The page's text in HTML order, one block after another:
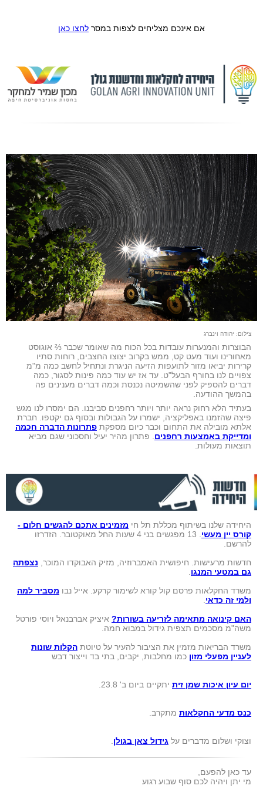
אם אינכם מצליחים לצפות במסר לחצו כאן
צילום: יהודה וינברג
הבוצרות והמנערות עובדות בכל הכוח מה שאומר שכבר ⅔ אוגוסט
מאחורינו ועוד מעט קט, ממש בקרוב יצוצו החצבים, רוחות סתיו
קרירות יביאו מזור לתועפות הזיעה הניגרת ונתחיל לחשב כמה מ"מ
צפויים לנו בחורף הבעל"ט. עד אז יש עוד כמה פינות לסגור, כמה
דברים להספיק לפני שהשמיטה נכנסת וכמה דברים מענינים פה
בהמשך ההודעה.
בעתיד הלא רחוק נראה יותר ויותר רחפנים סביבנו. הם ימסרו לנו מגש
פיצה שהזמנו באפליקציה, ישמרו על הגבולות ובסוף גם יקטפו. חברת
אלתא מובילה את התחום וכבר כיום מספקת פתרונות הדברה חכמה
ומדייקת באמצעות רחפנים . פתרון מהיר יעיל וחסכוני שגם מביא
תוצאות מעולות.
היחידה שלנו בשיתוף מכללת תל חי מזמינים אתכם להגשים חלום -
קורס יין מעשי
. 13 מפגשים בני 4 שעות החל מאוקטובר. הזדרזו
להרשם.
חדשות מרעישות. חיפושית האמברוזיה, מזיק האבוקדו המוכר, נצפתה
גם במטעי המנגו
משרד החקלאות פרסם קול קורא לשימור קרקע. אייל נבו מסביר למה
ולמי זה כדאי
האם קינואה מתאימה לזריעה בשורות? איציק אברבנאל ויוסי פורטל
משה"מ מסכמים תצפית גידול במבוא חמה.
משרד הבריאות מזמין את הציבור להעיר על טיוטת הקלות שונות
לעניין מפעלי מזון כמו מחלבות, יקבים, בתי בד וייצור דבש
יום עיון איכות שמן זית יתקיים ביום ב' 23.8.
כנס מדעי החקלאות מתקרב.
וצוקי ושלום מדברים על גידול צאן בגולן
עד כאן להפעם,
מי יתן ויהיה לכם סוף שבוע רגוע